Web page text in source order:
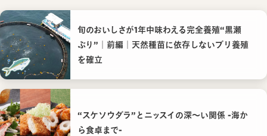
旬のおいしさが1年中味わえる完全養殖“黒瀬
ぶり”｜前編｜天然種苗に依存しないブリ養殖
を確立
“スケソウダラ”とニッスイの深〜い関係 -海か
ら食卓まで-